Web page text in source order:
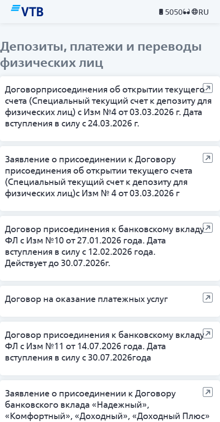
5050 RU
Депозиты, платежи и переводы
физических лиц
Договорприсоединения об открытии текущего
счета (Специальный текущий счет к депозиту для
физических лиц) с Изм №4 от 03.03.2026 г. Дата
вступления в силу с 24.03.2026 г.
Заявление о присоединении к Договору
присоединения об открытии текущего счета
(Специальный текущий счет к депозиту для
физических лиц)с Изм № 4 от 03.03.2026 г
Договор присоединения к банковскому вкладу
ФЛ с Изм №10 от 27.01.2026 года. Дата
вступления в силу с 12.02.2026 года.
Действует до 30.07.2026г.
Договор на оказание платежных услуг
Договор присоединения к банковскому вкладу
ФЛ с Изм №11 от 14.07.2026 года. Дата
вступления в силу с 30.07.2026года
Заявление о присоединении к Договору
банковского вклада «Надежный»,
«Комфортный», «Доходный», «Доходный Плюс»